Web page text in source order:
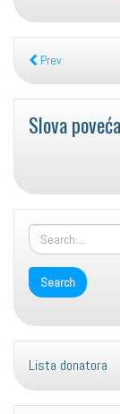
Prev
Slova
Lista donatora